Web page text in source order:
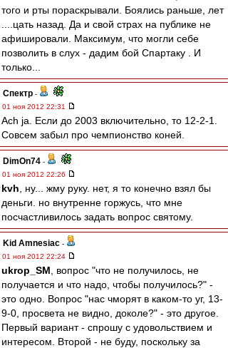
того и рты пораскрывали. Боялись раньше, лет
....цать назад. Да и свой страх на публике не
афишировали. Максимум, что могли себе
позволить в слух - дадим бой Спартаку . И
только...
Спектр -
01 ноя 2012 22:31
Ach ja. Если до 2003 включительно, то 12-2-1.
Совсем забыл про чемпионство коней.
DimOn74 -
01 ноя 2012 22:26
kvh , ну... жму руку. нет, я то конечно взял бы
деньги. но внутренне горжусь, что мне
посчастливилось задать вопрос святому.
Kid Amnesiac -
01 ноя 2012 22:24
ukrop_SM , вопрос "что не получилось, не
получается и что надо, чтобы получилось?" -
это одно. Вопрос "нас чморят в каком-то уг, 13-
9-0, просвета не видно, доколе?" - это другое.
Первый вариант - спрошу с удовольствием и
интересом. Второй - не буду, поскольку за